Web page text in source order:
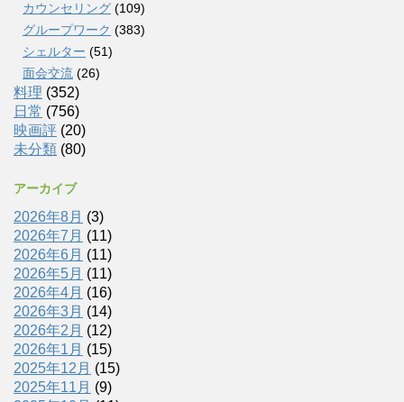
カウンセリング (109)
グループワーク (383)
シェルター (51)
面会交流 (26)
料理 (352)
日常 (756)
映画評 (20)
未分類 (80)
アーカイブ
2026年8月 (3)
2026年7月 (11)
2026年6月 (11)
2026年5月 (11)
2026年4月 (16)
2026年3月 (14)
2026年2月 (12)
2026年1月 (15)
2025年12月 (15)
2025年11月 (9)